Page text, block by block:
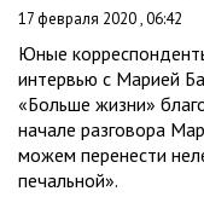
17 февраля 2020 , 06:42
Юные
интервью с Марией
«Больше жизни»
начале разговора
можем перенести
печальной».